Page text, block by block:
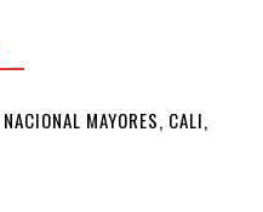
MAYORES, CALI,